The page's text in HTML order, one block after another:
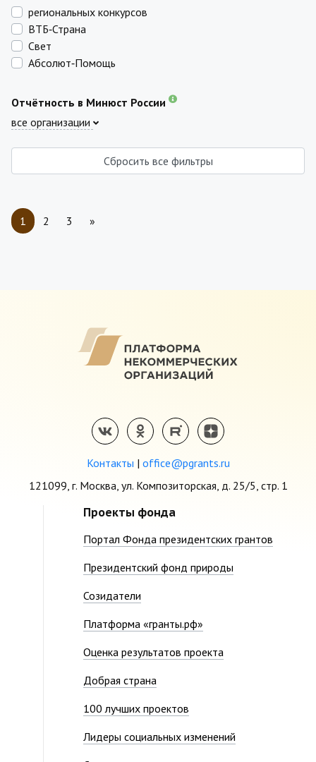
региональных конкурсов
ВТБ‑Страна
Свет
Абсолют‑Помощь
Отчётность в Минюст России
все организации
Сбросить все фильтры
1 2 3 »
Контакты | office@pgrants.ru
121099, г. Москва, ул. Композиторская, д. 25/5, стр. 1
Проекты фонда
Портал Фонда президентских грантов
Президентский фонд природы
Созидатели
Платформа «гранты.рф»
Оценка результатов проекта
Добрая страна
100 лучших проектов
Лидеры социальных изменений